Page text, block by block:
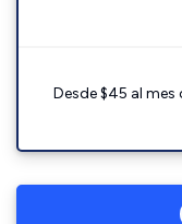
Desde $45 al